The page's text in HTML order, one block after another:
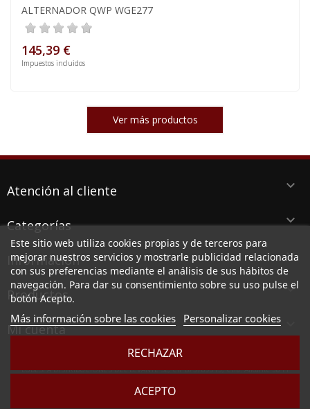
ALTERNADOR QWP WGE277
145,39 €
Impuestos incluidos
Ver más productos
Atención al cliente keyboard_arrow_down
Categorías keyboard_arrow_down
Información keyboard_arrow_down
Productos keyboard_arrow_down
Mi cuenta
Este sitio web utiliza cookies propias y de terceros para
mejorar nuestros servicios y mostrarle publicidad relacionada
con sus preferencias mediante el análisis de sus hábitos de
navegación. Para dar su consentimiento sobre su uso pulse el
botón Acepto.
Más información sobre las cookies Personalizar cookies
RECHAZAR
ACEPTO
LUBESPA DISTRIBUCIONES DEL LEVANTE SL, CIF B73789513, Ctra. Alicante 38 PI
Sociedad inscrita en el Registro Mercantil de Murcia, en el tomo 2949, folio 164, hoja MU -